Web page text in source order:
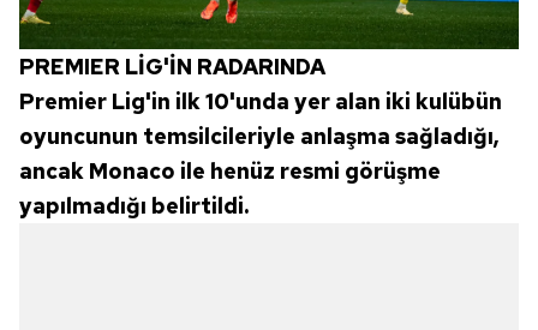
PREMIER LİG'İN RADARINDA
Premier Lig'in ilk 10'unda yer alan iki kulübün
oyuncunun temsilcileriyle anlaşma sağladığı,
ancak Monaco ile henüz resmi görüşme
yapılmadığı belirtildi.